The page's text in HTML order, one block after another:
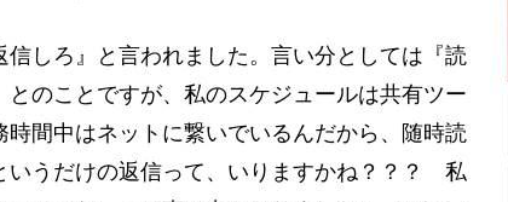
信しろ』と言われました。言い分としては『読
のことですが、私のスケジュールは共有ツー
間中はネットに繋いでいるんだから、随時読
いうだけの返信って、いりますかね？？？ 私